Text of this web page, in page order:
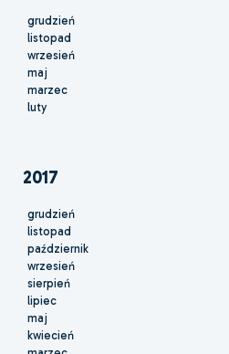
grudzień
listopad
wrzesień
maj
marzec
luty
2017
grudzień
listopad
październik
wrzesień
sierpień
lipiec
maj
kwiecień